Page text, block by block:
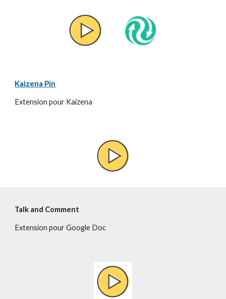
Kaizena Pin
Extension pour Kaizena
Talk and Comment
Extension pour Google Doc